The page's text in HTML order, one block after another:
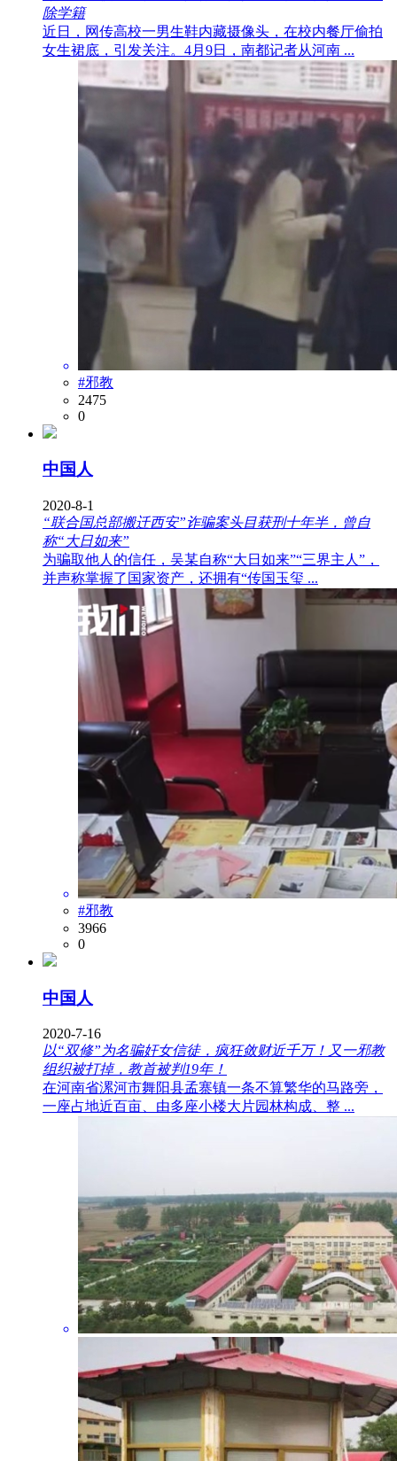
除学籍
近日，网传高校一男生鞋内藏摄像头，在校内餐厅偷拍
女生裙底，引发关注。4月9日，南都记者从河南 ...
#邪教
2475
0
中国人
2020-8-1
“联合国总部搬迁西安”诈骗案头目获刑十年半，曾自
称“大日如来”
为骗取他人的信任，吴某自称“大日如来”“三界主人”，
并声称掌握了国家资产，还拥有“传国玉玺 ...
#邪教
3966
0
中国人
2020-7-16
以“双修”为名骗奸女信徒，疯狂敛财近千万！又一邪教
组织被打掉，教首被判19年！
在河南省漯河市舞阳县孟寨镇一条不算繁华的马路旁，
一座占地近百亩、由多座小楼大片园林构成、整 ...